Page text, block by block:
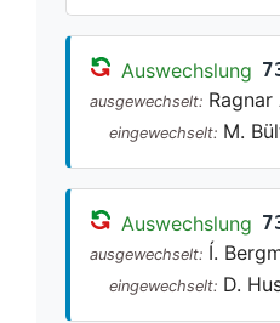
Auswechslung
ausgewechselt: Ragnar
eingewechselt: M.
Auswechslung
ausgewechselt: Í.
eingewechselt: D.